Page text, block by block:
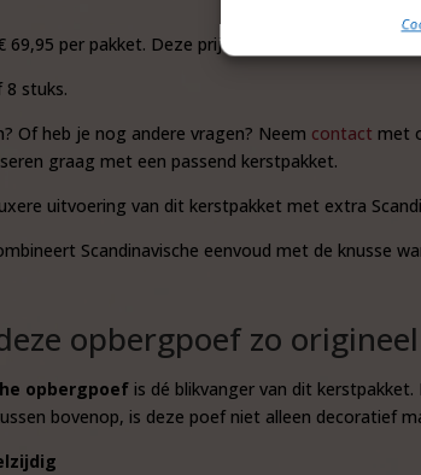
per pakket. Deze prijs is excl. btw.
8 stuks.
Of heb je nog andere vragen? Neem contact met
graag met een passend kerstpakket.
uitvoering van dit kerstpakket met extra
Scandinavische eenvoud met de knusse
opbergpoef zo
opbergpoef is dé blikvanger van dit
bovenop, is deze poef niet alleen decoratief